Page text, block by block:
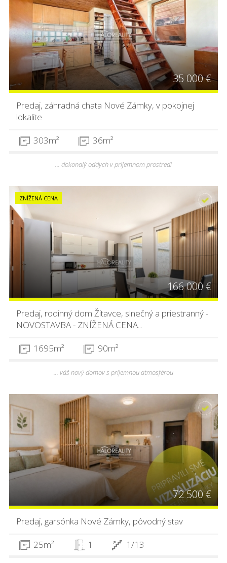
35 000 €
Predaj, záhradná chata Nové Zámky, v pokojnej
lokalite
303m²
36m²
... dokonalý oddych v príjemnom prostredí
ZNÍŽENÁ CENA
166 000 €
Predaj, rodinný dom Žitavce, slnečný a priestranný -
NOVOSTAVBA - ZNÍŽENÁ CENA...
1695m²
90m²
... váš nový domov s príjemnou atmosférou
72 500 €
Predaj, garsónka Nové Zámky, pôvodný stav
25m²
1 1/13